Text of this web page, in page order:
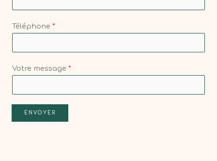
Téléphone *
Votre message *
ENVOYER